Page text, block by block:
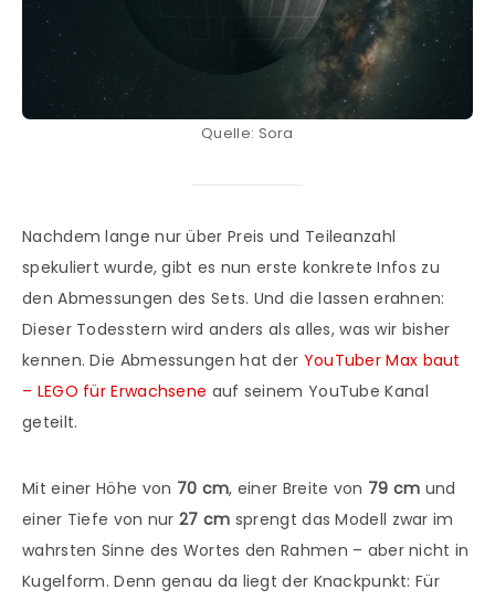
Quelle: Sora
Nachdem lange nur über Preis und Teileanzahl
spekuliert wurde, gibt es nun erste konkrete Infos zu
den Abmessungen des Sets. Und die lassen erahnen:
Dieser Todesstern wird anders als alles, was wir bisher
kennen. Die Abmessungen hat der YouTuber Max baut
– LEGO für Erwachsene auf seinem YouTube Kanal
geteilt.
Mit einer Höhe von 70 cm, einer Breite von 79 cm und
einer Tiefe von nur27 cm sprengt das Modell zwar im
wahrsten Sinne des Wortes den Rahmen – aber nicht in
Kugelform. Denn genau da liegt der Knackpunkt: Für